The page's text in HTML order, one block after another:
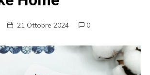
21 Ottobre 2024 0